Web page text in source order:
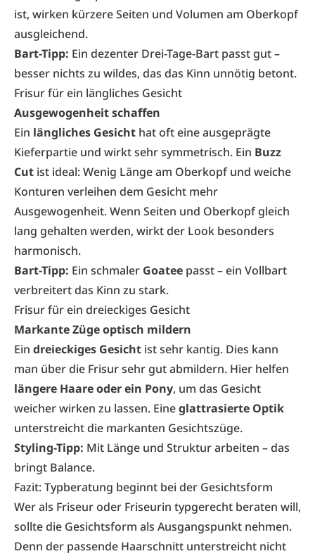
ist, wirken kürzere Seiten und Volumen am Oberkopf
ausgleichend.
Bart-Tipp: Ein dezenter Drei-Tage-Bart passt gut –
besser nichts zu wildes, das das Kinn unnötig betont.
Frisur für ein längliches Gesicht
Ausgewogenheit schaffen
Ein längliches Gesicht hat oft eine ausgeprägte
Kieferpartie und wirkt sehr symmetrisch. Ein Buzz
Cut ist ideal: Wenig Länge am Oberkopf und weiche
Konturen verleihen dem Gesicht mehr
Ausgewogenheit. Wenn Seiten und Oberkopf gleich
lang gehalten werden, wirkt der Look besonders
harmonisch.
Bart-Tipp: Ein schmaler Goatee passt – ein Vollbart
verbreitert das Kinn zu stark.
Frisur für ein dreieckiges Gesicht
Markante Züge optisch mildern
Ein dreieckiges Gesicht ist sehr kantig. Dies kann
man über die Frisur sehr gut abmildern. Hier helfen
längere Haare oder ein Pony, um das Gesicht
weicher wirken zu lassen. Eineglattrasierte Optik
unterstreicht die markanten Gesichtszüge.
Styling-Tipp: Mit Länge und Struktur arbeiten – das
bringt Balance.
Fazit: Typberatung beginnt bei der Gesichtsform
Wer als Friseur oder Friseurin typgerecht beraten will,
sollte die Gesichtsform als Ausgangspunkt nehmen.
Denn der passende Haarschnitt unterstreicht nicht